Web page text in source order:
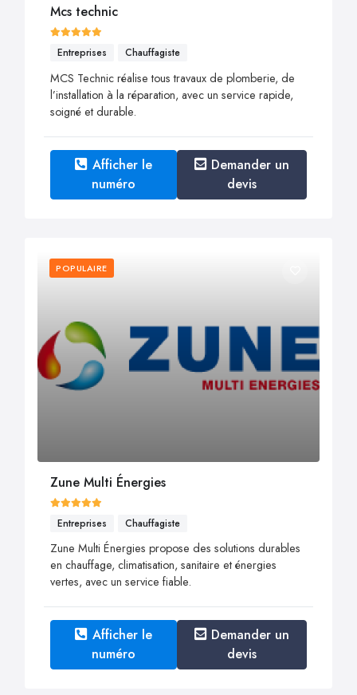
Mcs technic
Entreprises Chauffagiste
MCS Technic réalise tous travaux de plomberie, de
l’installation à la réparation, avec un service rapide,
soigné et durable.
Afficher le
numéro
Demander un
devis
POPULAIRE
Zune Multi Énergies
Entreprises Chauffagiste
Zune Multi Énergies propose des solutions durables
en chauffage, climatisation, sanitaire et énergies
vertes, avec un service fiable.
Afficher le
numéro
Demander un
devis